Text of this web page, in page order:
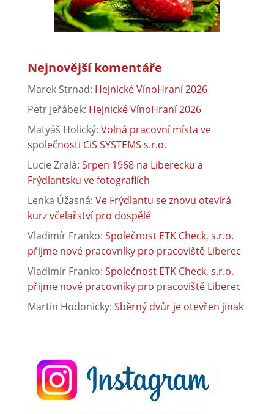
Nejnovější komentáře
Marek Strnad: Hejnické VínoHraní 2026
Petr Jeřábek: Hejnické VínoHraní 2026
Matyáš Holický: Volná pracovní místa ve
společnosti CiS SYSTEMS s.r.o.
Lucie Zralá: Srpen 1968 na Liberecku a
Frýdlantsku ve fotografiích
Lenka Úžasná: Ve Frýdlantu se znovu otevírá
kurz včelařství pro dospělé
Vladimír Franko: Společnost ETK Check, s.r.o.
přijme nové pracovníky pro pracoviště Liberec
Vladimír Franko: Společnost ETK Check, s.r.o.
přijme nové pracovníky pro pracoviště Liberec
Martin Hodonicky: Sběrný dvůr je otevřen jinak